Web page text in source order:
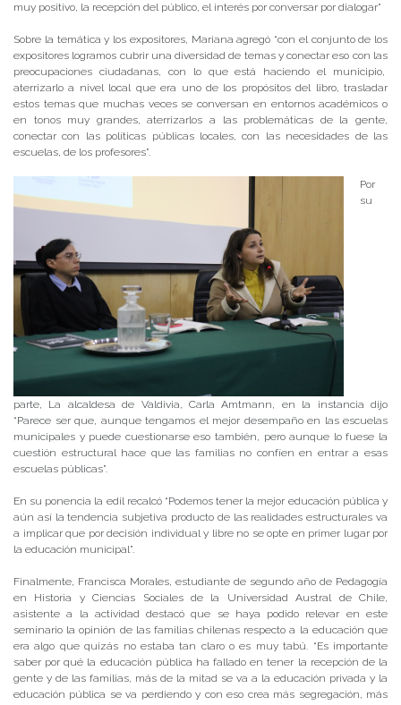
muy positivo, la recepción del público, el interés por conversar por dialogar”
Sobre la temática y los expositores, Mariana agregó “con el conjunto de los
expositores logramos cubrir una diversidad de temas y conectar eso con las
preocupaciones ciudadanas, con lo que está haciendo el municipio,
aterrizarlo a nivel local que era uno de los propósitos del libro, trasladar
estos temas que muchas veces se conversan en entornos académicos o
en tonos muy grandes, aterrizarlos a las problemáticas de la gente,
conectar con las políticas públicas locales, con las necesidades de las
escuelas, de los profesores”.
Por
su
parte, La alcaldesa de Valdivia, Carla Amtmann, en la instancia dijo
“Parece ser que, aunque tengamos el mejor desempaño en las escuelas
municipales y puede cuestionarse eso también, pero aunque lo fuese la
cuestión estructural hace que las familias no confíen en entrar a esas
escuelas públicas”.
En su ponencia la edil recalcó “Podemos tener la mejor educación pública y
aún así la tendencia subjetiva producto de las realidades estructurales va
a implicar que por decisión individual y libre no se opte en primer lugar por
la educación municipal”.
Finalmente, Francisca Morales, estudiante de segundo año de Pedagogía
en Historia y Ciencias Sociales de la Universidad Austral de Chile,
asistente a la actividad destacó que se haya podido relevar en este
seminario la opinión de las familias chilenas respecto a la educación que
era algo que quizás no estaba tan claro o es muy tabú. “Es importante
saber por qué la educación pública ha fallado en tener la recepción de la
gente y de las familias, más de la mitad se va a la educación privada y la
educación pública se va perdiendo y con eso crea más segregación, más